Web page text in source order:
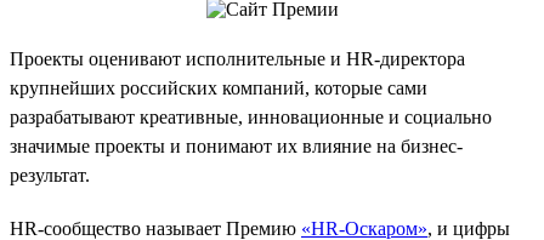
Проекты оценивают исполнительные и HR-директора
крупнейших российских компаний, которые сами
разрабатывают креативные, инновационные и социально
значимые проекты и понимают их влияние на бизнес-
результат.
HR-сообщество называет Премию «HR-Оскаром», и цифры